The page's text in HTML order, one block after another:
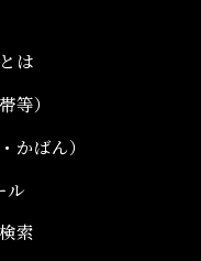
は
等）​
かばん）
ル
索